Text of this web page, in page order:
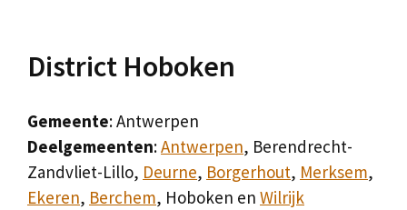
District Hoboken
Gemeente: Antwerpen
Deelgemeenten:Antwerpen, Berendrecht-
Zandvliet-Lillo, Deurne, Borgerhout, Merksem,
Ekeren, Berchem, Hoboken en Wilrijk